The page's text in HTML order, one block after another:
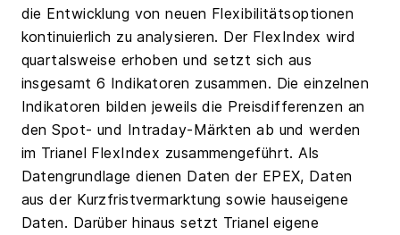
die Entwicklung von neuen Flexibilitätsoptionen
kontinuierlich zu analysieren. Der FlexIndex wird
quartalsweise erhoben und setzt sich aus
insgesamt 6 Indikatoren zusammen. Die einzelnen
Indikatoren bilden jeweils die Preisdifferenzen an
den Spot- und Intraday-Märkten ab und werden
im Trianel FlexIndex zusammengeführt. Als
Datengrundlage dienen Daten der EPEX, Daten
aus der Kurzfristvermarktung sowie hauseigene
Daten. Darüber hinaus setzt Trianel eigene